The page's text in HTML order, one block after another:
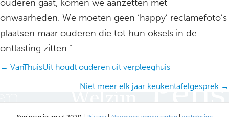
ouderen gaat, komen we aanzetten met
onwaarheden. We moeten geen ‘happy’ reclamefoto’s
plaatsen maar ouderen die tot hun oksels in de
ontlasting zitten.”
Posts
← VanThuisUit houdt ouderen uit verpleeghuis
Niet meer elk jaar keukentafelgesprek →